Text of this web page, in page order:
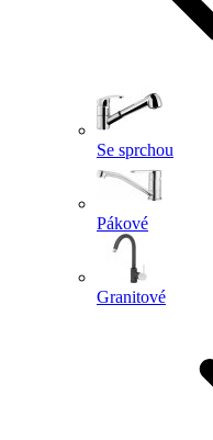
Se sprchou
Pákové
Granitové